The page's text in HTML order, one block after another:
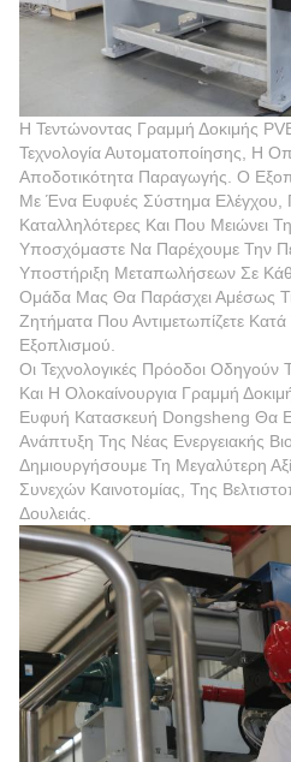
Η Τεντώνοντας Γραμμή Δοκιμής
Τεχνολογία Αυτοματοποίησης, Η
Αποδοτικότητα Παραγωγής. Ο
Με Ένα Ευφυές Σύστημα Ελέγχου,
Καταλληλότερες Και Που Μειώνει
Υποσχόμαστε Να Παρέχουμε Την
Υποστήριξη Μεταπωλήσεων Σε
Ομάδα Μας Θα Παράσχει Αμέσως
Ζητήματα Που Αντιμετωπίζετε Κατά
Εξοπλισμού.
Οι Τεχνολογικές Πρόοδοι Οδηγούν
Και Η Ολοκαίνουργια Γραμμή
Ευφυή Κατασκευή Dongsheng Θα
Ανάπτυξη Της Νέας Ενεργειακής
Δημιουργήσουμε Τη Μεγαλύτερη
Συνεχών Καινοτομίας, Της
Δουλειάς.